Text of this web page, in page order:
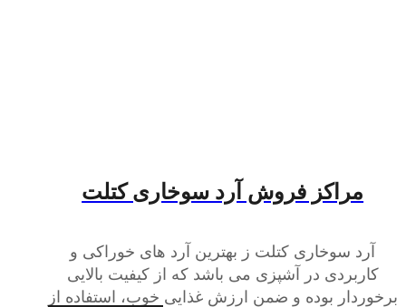
مراکز فروش آرد سوخاری کتلت
آرد سوخاری کتلت ز بهترین آرد های خوراکی و
کاربردی در آشپزی می باشد که از کیفیت بالایی
برخوردار بوده و ضمن ارزش غذایی خوب، استفاده از